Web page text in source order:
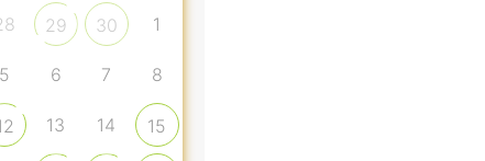
29 30 1
5 6 7 8
13 14 15